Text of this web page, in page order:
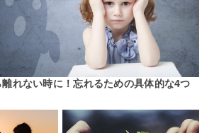
れない時に！忘れるための具体的な4つ